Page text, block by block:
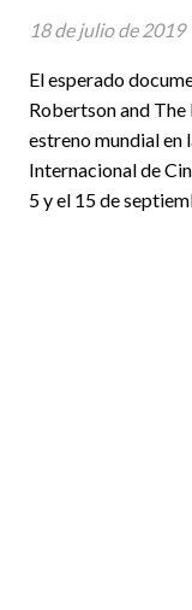
El esperado
Robertson and The
estreno mundial en
Internacional de
5 y el 15 de
18 de julio de 2019